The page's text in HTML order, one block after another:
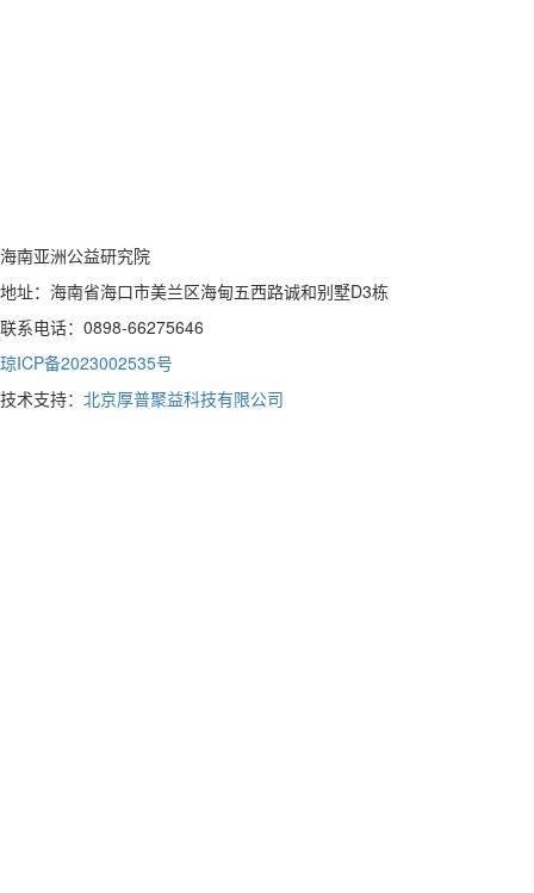
海南亚洲公益研究院
地址：海南省海口市美兰区海甸五西路诚和别墅D3栋
联系电话：0898-66275646
琼ICP备2023002535号
技术支持： 北京厚普聚益科技有限公司